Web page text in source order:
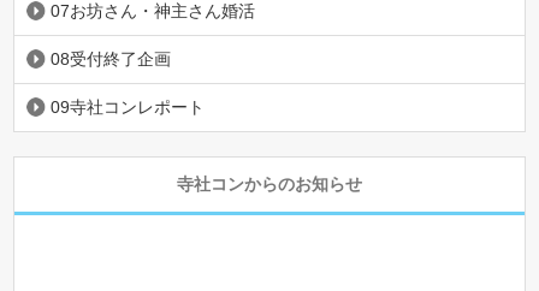
07お坊さん・神主さん婚活
08受付終了企画
09寺社コンレポート
寺社コンからのお知らせ